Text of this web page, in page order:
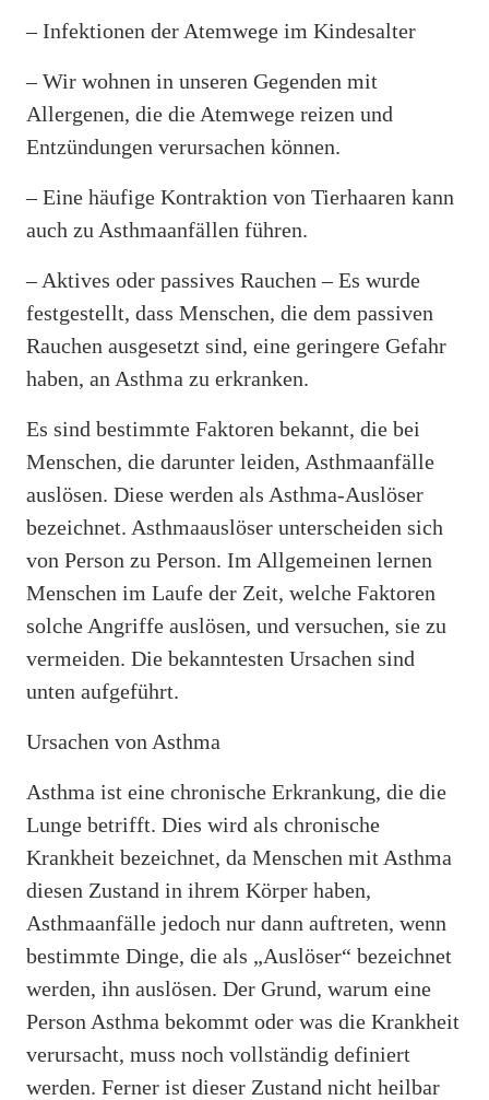
– Infektionen der Atemwege im Kindesalter
– Wir wohnen in unseren Gegenden mit
Allergenen, die die Atemwege reizen und
Entzündungen verursachen können.
– Eine häufige Kontraktion von Tierhaaren kann
auch zu Asthmaanfällen führen.
– Aktives oder passives Rauchen – Es wurde
festgestellt, dass Menschen, die dem passiven
Rauchen ausgesetzt sind, eine geringere Gefahr
haben, an Asthma zu erkranken.
Es sind bestimmte Faktoren bekannt, die bei
Menschen, die darunter leiden, Asthmaanfälle
auslösen. Diese werden als Asthma-Auslöser
bezeichnet. Asthmaauslöser unterscheiden sich
von Person zu Person. Im Allgemeinen lernen
Menschen im Laufe der Zeit, welche Faktoren
solche Angriffe auslösen, und versuchen, sie zu
vermeiden. Die bekanntesten Ursachen sind
unten aufgeführt.
Ursachen von Asthma
Asthma ist eine chronische Erkrankung, die die
Lunge betrifft. Dies wird als chronische
Krankheit bezeichnet, da Menschen mit Asthma
diesen Zustand in ihrem Körper haben,
Asthmaanfälle jedoch nur dann auftreten, wenn
bestimmte Dinge, die als „Auslöser“ bezeichnet
werden, ihn auslösen. Der Grund, warum eine
Person Asthma bekommt oder was die Krankheit
verursacht, muss noch vollständig definiert
werden. Ferner ist dieser Zustand nicht heilbar